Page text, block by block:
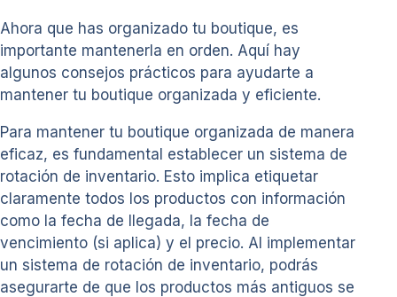
Ahora que has organizado tu boutique, es
importante mantenerla en orden. Aquí hay
algunos consejos prácticos para ayudarte a
mantener tu boutique organizada y eficiente.
Para mantener tu boutique organizada de manera
eficaz, es fundamental establecer un sistema de
rotación de inventario. Esto implica etiquetar
claramente todos los productos con información
como la fecha de llegada, la fecha de
vencimiento (si aplica) y el precio. Al implementar
un sistema de rotación de inventario, podrás
asegurarte de que los productos más antiguos se